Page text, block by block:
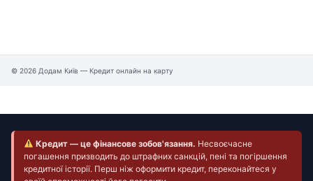
© 2026 Додам Київ — Кредит онлайн на карту
Кредит — це фінансове зобов'язання. Несвоєчасне
погашення призводить до штрафних санкцій, пені та погіршення
кредитної історії. Перш ніж оформити кредит, переконайтеся у